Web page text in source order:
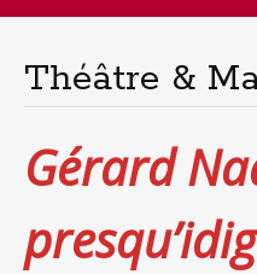
contenu
principal
Théâtre &
Gérard